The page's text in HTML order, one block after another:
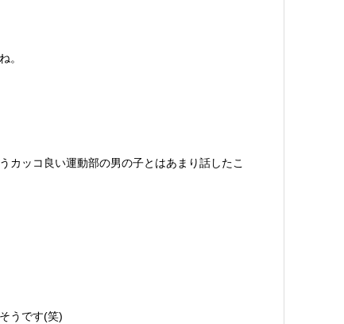
。
カッコ良い運動部の男の子とはあまり話したこ
うです(笑)